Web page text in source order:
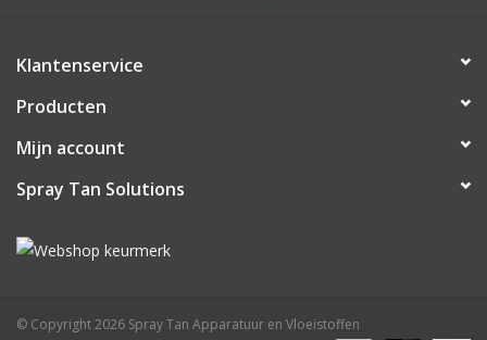
Klantenservice
Producten
Mijn account
Spray Tan Solutions
© Copyright 2026 Spray Tan Apparatuur en Vloeistoffen